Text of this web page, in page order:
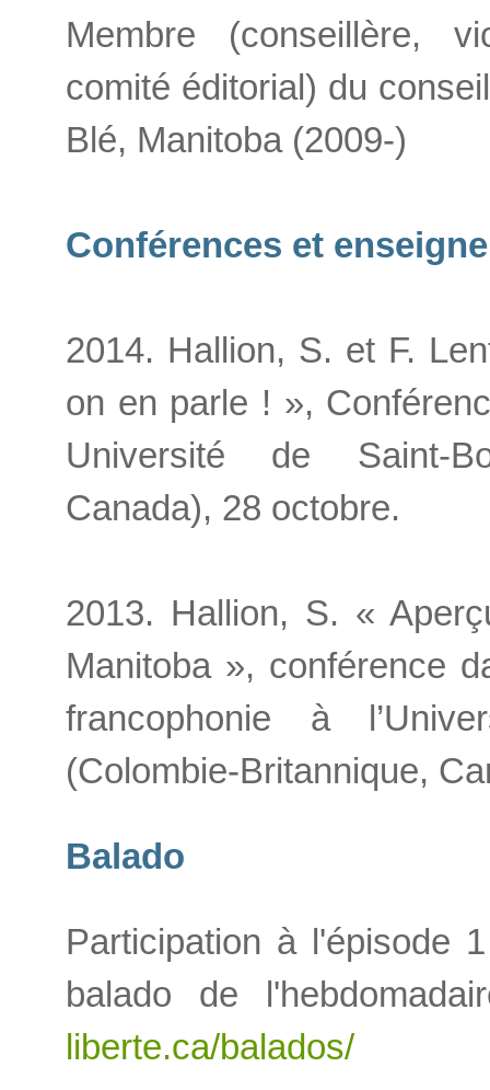
Membre (conseillère,
comité éditorial) du
Blé, Manitoba (2009-)
Conférences et
2014. Hallion, S. et F.
on en parle ! »,
Université de Saint-
Canada), 28 octobre.
2013. Hallion, S. «
Manitoba », conférence
francophonie à
(Colombie-Britannique,
Balado
Participation à l'épisode
balado de
liberte.ca/balados/